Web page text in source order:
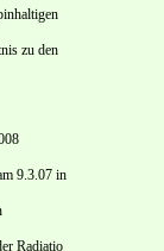
zu den
9.3.07 in
Radiatio